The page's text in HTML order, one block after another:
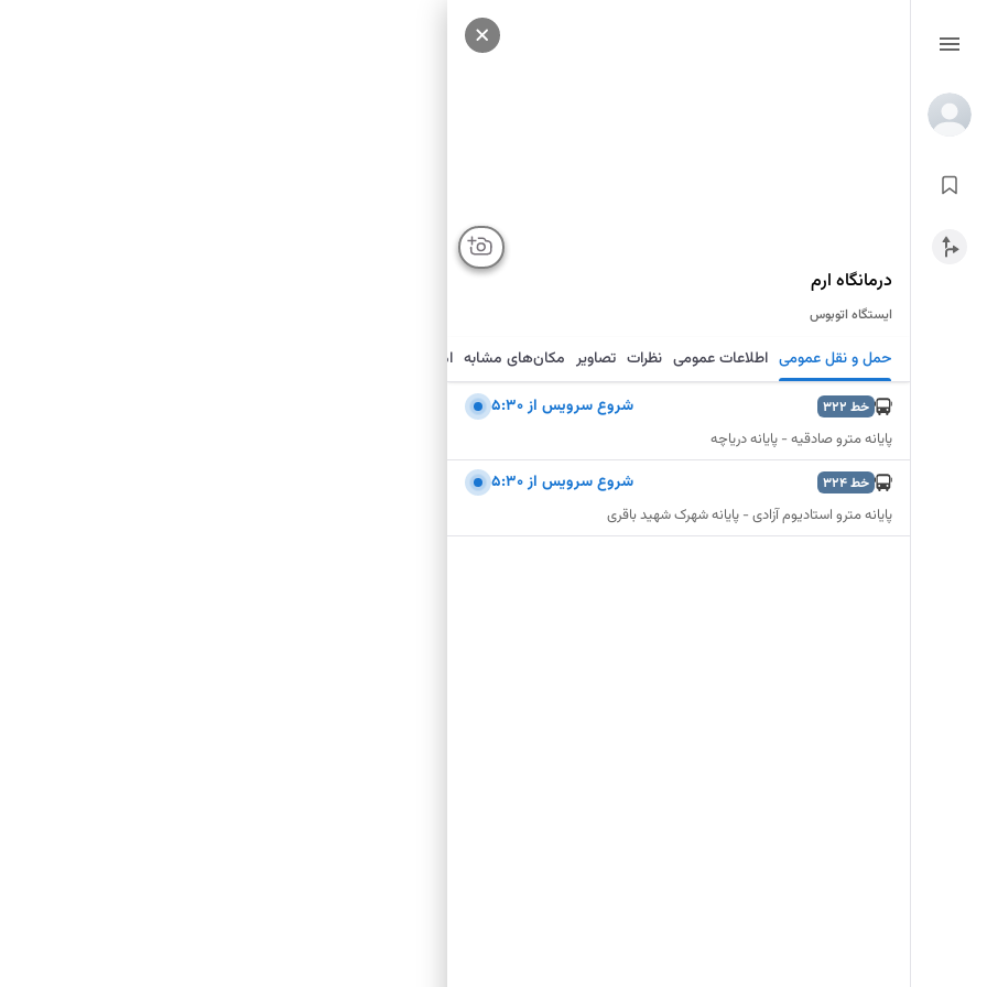
درمانگاه ارم
ایستگاه اتوبوس
حمل و نقل عمومی اطلاعات عمومی نظرات تصاویر مکان‌های مشابه امکانات نزدیک
خط 322 شروع سرويس از 5:30
پایانه مترو صادقیه - پایانه دریاچه
خط324 شروع سرويس از 5:30
پایانه مترو استادیوم آزادی - پایانه شهرک شهید باقری